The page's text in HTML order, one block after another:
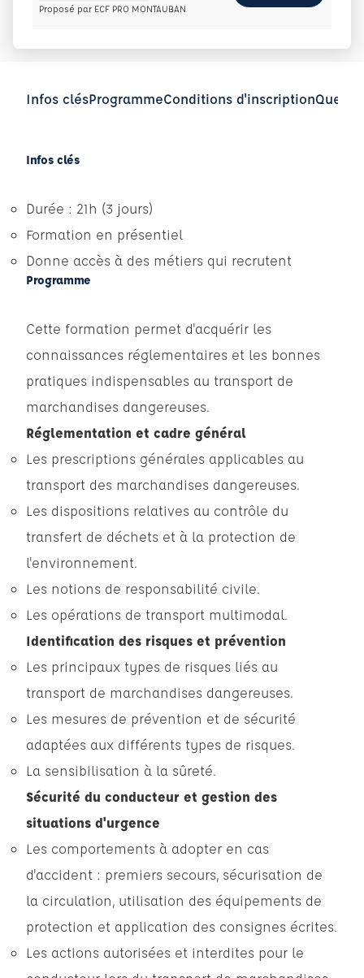
Proposé par ECF PRO MONTAUBAN
Infos clésProgrammeConditions d'inscription
Infos clés
Durée : 21h (3 jours)
Formation en présentiel
Donne accès à des métiers qui recrutent
Programme
Cette formation permet d'acquérir les
connaissances réglementaires et les bonnes
pratiques indispensables au transport de
marchandises dangereuses.
Réglementation et cadre général
Les prescriptions générales applicables au
transport des marchandises dangereuses.
Les dispositions relatives au contrôle du
transfert de déchets et à la protection de
l'environnement.
Les notions de responsabilité civile.
Les opérations de transport multimodal.
Identification des risques et prévention
Les principaux types de risques liés au
transport de marchandises dangereuses.
Les mesures de prévention et de sécurité
adaptées aux différents types de risques.
La sensibilisation à la sûreté.
Sécurité du conducteur et gestion des
situations d'urgence
Les comportements à adopter en cas
d'accident : premiers secours, sécurisation de
la circulation, utilisation des équipements de
protection et application des consignes écrites.
Les actions autorisées et interdites pour le